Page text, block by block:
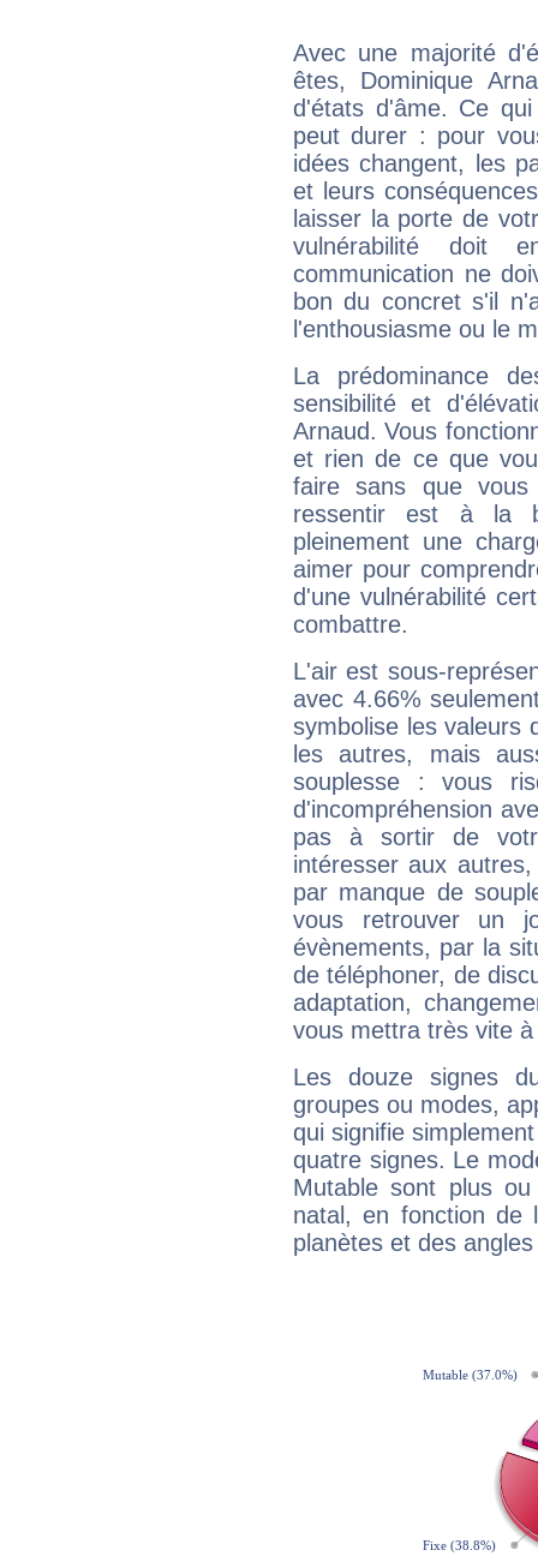
Avec une majorité
êtes, Dominique
d'états d'âme. Ce
peut durer : pour
idées changent, les
et leurs
laisser la porte de
vulnérabilité doit
communication ne
bon du concret s'il
l'enthousiasme ou le
La prédominance
sensibilité et
Arnaud. Vous
et rien de ce que
faire sans que
ressentir est à la
pleinement une
aimer pour
d'une vulnérabilité
combattre.
L'air est sous-
avec 4.66%
symbolise les valeurs
les autres, mais
souplesse : vous
d'incompréhension
pas à sortir de
intéresser aux
par manque de
vous retrouver un
évènements, par la
de téléphoner, de
adaptation,
vous mettra très vite
Les douze signes
groupes ou modes,
qui signifie
quatre signes. Le
Mutable sont plus
natal, en fonction de
planètes et des